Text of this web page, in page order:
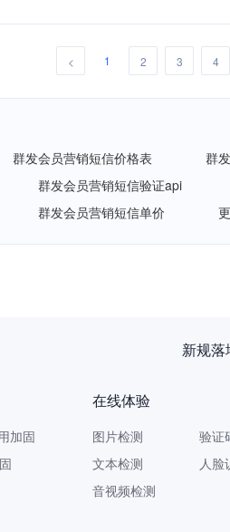
< 1 2 3 4
群发会员营销短信价格表 群
群发会员营销短信验证api
群发会员营销短信单价
新规
加固
在线体验
图片检测
文本检测
音视频检测
验证
人脸